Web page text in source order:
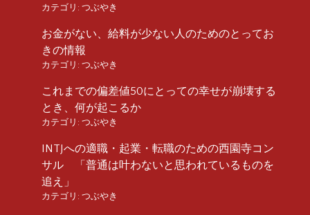
カテゴリ: つぶやき
お金がない、給料が少ない人のためのとってお
きの情報
カテゴリ: つぶやき
これまでの偏差値50にとっての幸せが崩壊する
とき、何が起こるか
カテゴリ: つぶやき
INTJへの適職・起業・転職のための西園寺コン
サル 「普通は叶わないと思われているものを
追え」
カテゴリ: つぶやき